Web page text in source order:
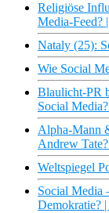
Religiöse
Media-Feed?
Nataly (25):
Wie Social
Blaulicht-PR
Social
Alpha-Mann
Andrew
Weltspiegel
Social Media
Demokratie?